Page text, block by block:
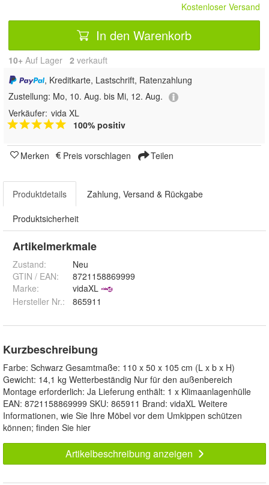
Kostenloser Versand
In den Warenkorb
10+ Auf Lager 2 verkauft
, Kreditkarte, Lastschrift, Ratenzahlung
Zustellung: Mo, 10. Aug. bis Mi, 12. Aug.
Verkäufer: vida XL
100% positiv
Merken Preis vorschlagen Teilen
Produktdetails Zahlung, Versand & Rückgabe
Produktsicherheit
Artikelmerkmale
Zustand:
Neu
GTIN / EAN:
8721158869999
Marke:
vidaXL
Hersteller Nr.:
865911
Kurzbeschreibung
Farbe: Schwarz Gesamtmaße: 110 x 50 x 105 cm (L x b x H)
Gewicht: 14,1 kg Wetterbeständig Nur für den außenbereich
Montage erforderlich: Ja Lieferung enthält: 1 x Klimaanlagenhülle
EAN: 8721158869999 SKU: 865911 Brand: vidaXL Weitere
Informationen, wie Sie Ihre Möbel vor dem Umkippen schützen
können; finden Sie hier
Artikelbeschreibung anzeigen